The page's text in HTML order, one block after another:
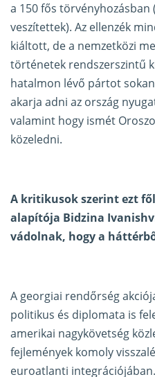
a 150 fős törvényhozásban
veszítettek). Az ellenzék
kiáltott, de a nemzetközi
történetek rendszerszintű
hatalmon lévő pártot
akarja adni az ország
valamint hogy ismét
közeledni.
A kritikusok szerint ezt
alapítója Bidzina
vádolnak, hogy a
A georgiai rendőrség
politikus és diplomata is
amerikai nagykövetség
fejlemények komoly
euroatlanti